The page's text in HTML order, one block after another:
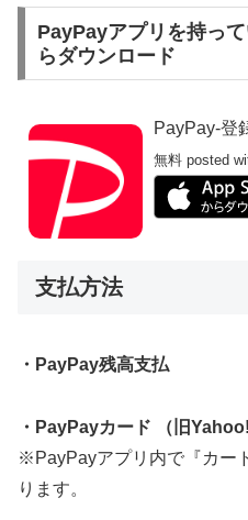
PayPayアプリを持っ
らダウンロード
PayPay-登
無料 posted
支払方法
・PayPay残高支払
・PayPayカード （旧
※PayPayアプリ内で『カー
ります。